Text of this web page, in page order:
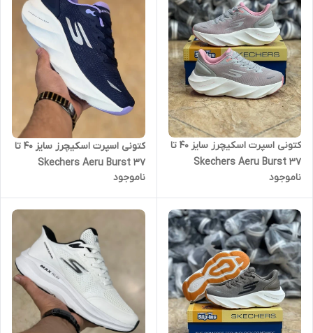
کتونی اسپرت اسکیچرز سایز 40 تا
37 Skechers Aeru Burst
ناموجود
کتونی اسپرت اسکیچرز سایز 40 تا
37 Skechers Aeru Burst
ناموجود